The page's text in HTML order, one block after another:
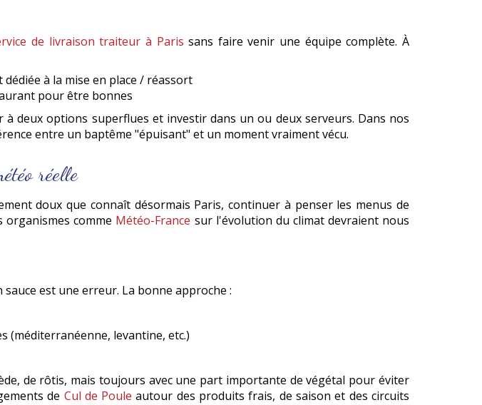
de livraison traiteur à Paris sans faire venir une équipe complète. À
à la mise en place / réassort
pour être bonnes
deux options superflues et investir dans un ou deux serveurs. Dans nos
entre un baptême "épuisant" et un moment vraiment vécu.
réelle
doux que connaît désormais Paris, continuer à penser les menus de
organismes comme Météo-France sur l'évolution du climat devraient nous
est une erreur. La bonne approche :
(méditerranéenne, levantine, etc.)
de rôtis, mais toujours avec une part importante de végétal pour éviter
de Cul de Poule autour des produits frais, de saison et des circuits